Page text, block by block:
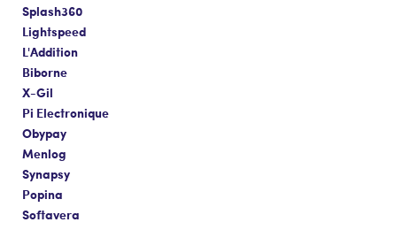
Splash360
Lightspeed
L'Addition
Biborne
X-Gil
Pi Electronique
Obypay
Menlog
Synapsy
Popina
Softavera